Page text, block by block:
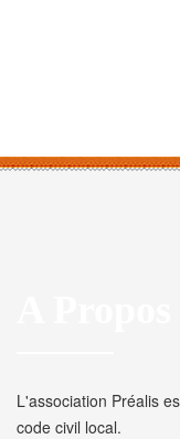
L'association Préalis
code civil local.